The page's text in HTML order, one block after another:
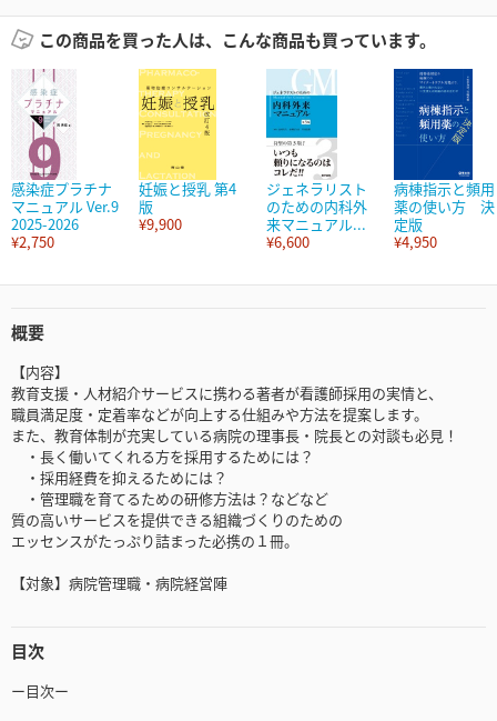
この商品を買った人は、こんな商品も買っています。
感染症プラチナ
マニュアル Ver.9
2025-2026
¥2,750
妊娠と授乳 第4
版
¥9,900
ジェネラリスト
のための内科外
来マニュアル...
¥6,600
病棟指示と頻用
薬の使い方 決
定版
¥4,950
概要
【内容】
教育支援・人材紹介サービスに携わる著者が看護師採用の実情と、
職員満足度・定着率などが向上する仕組みや方法を提案します。
また、教育体制が充実している病院の理事長・院長との対談も必見！
・長く働いてくれる方を採用するためには？
・採用経費を抑えるためには？
・管理職を育てるための研修方法は？などなど
質の高いサービスを提供できる組織づくりのための
エッセンスがたっぷり詰まった必携の１冊。
【対象】病院管理職・病院経営陣
目次
ー目次ー